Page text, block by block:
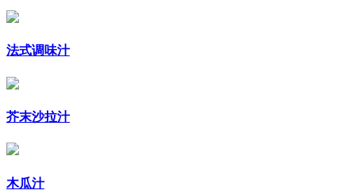
法式调味汁
芥末沙拉汁
木瓜汁